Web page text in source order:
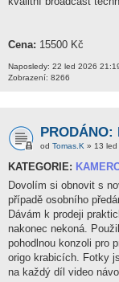
Cena: 15500 Kč
Naposledy: 22 led 2026
Zobrazení: 8266
od Tomas.K » 13
KATEGORIE:
Dovolím si obnovit s
případě osobního
Dávám k prodeji
nakonec nekoná.
pohodlnou konzoli pro
origo krabicích. Fotky
na každý díl video